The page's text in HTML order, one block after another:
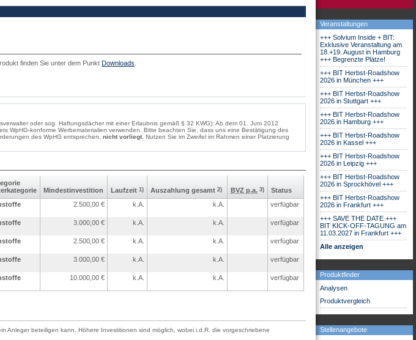
Veranstaltungen
+++ Solvium Inside + BIT:
Exklusive Veranstaltung am
18.+19. August in Hamburg
+++ Begrenzte Plätze!
+++ BIT Herbst-Roadshow
2026 in München +++
+++ BIT Herbst-Roadshow
2026 in Stuttgart +++
+++ BIT Herbst-Roadshow
2026 in Hamburg +++
+++ BIT Herbst-Roadshow
2026 in Kassel +++
+++ BIT Herbst-Roadshow
2026 in Leipzig +++
+++ BIT Herbst-Roadshow
2026 in Sprockhövel +++
+++ BIT Herbst-Roadshow
2026 in Frankfurt +++
+++ SAVE THE DATE +++
BIT KICK-OFF-TAGUNG am
11.03.2027 in Frankfurt +++
Alle anzeigen
Produktfinder
Analysen
Produktvergleich
Stellenangebote
finden Sie unter dem Punkt Downloads
oder sog. Haftungsdächer mit einer Erlaubnis gemäß § 32 KWG): Ab dem 01. Juni 2012
WpHG-konforme Werbematerialien verwenden. Bitte beachten Sie, dass uns eine Bestätigung des
des WpHG entsprechen, nicht vorliegt . Nutzen Sie im Zweifel im Rahmen einer Platzierung
Mindest­investition Laufzeit 1) Aus­zahlung gesamt 2) BVZ p.a. 3)
Status
2.500,00 € k.A. k.A. verfügbar
3.000,00 € k.A. k.A. verfügbar
2.500,00 € k.A. k.A. verfügbar
3.000,00 € k.A. k.A. verfügbar
10.000,00 € k.A. k.A. verfügbar
Anleger beteiligen kann. Höhere Investitionen sind möglich, wobei i.d.R. die vorgeschriebene